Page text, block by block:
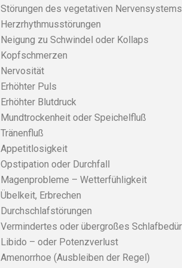
Störungen des vegetativen Nervensystems
Herzrhythmusstörungen
Neigung zu Schwindel oder Kollaps
Kopfschmerzen
Nervosität
Erhöhter Puls
Erhöhter Blutdruck
Mundtrockenheit oder Speichelfluß
Tränenfluß
Appetitlosigkeit
Opstipation oder Durchfall
Magenprobleme – Wetterfühligkeit
Übelkeit, Erbrechen
Durchschlafstörungen
Vermindertes oder übergroßes
Libido – oder Potenzverlust
Amenorrhoe (Ausbleiben der Regel)